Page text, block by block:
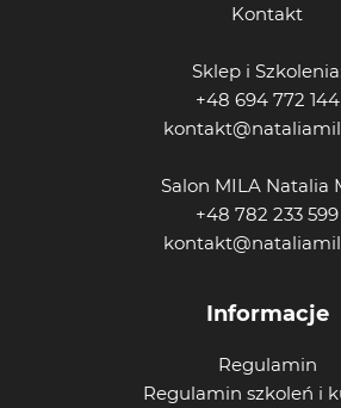
Kontakt
Sklep i
+48 694 772 144
Salon MILA Natalia
+48 782 233 599
Informacje
Regulamin
Regulamin szkoleń i